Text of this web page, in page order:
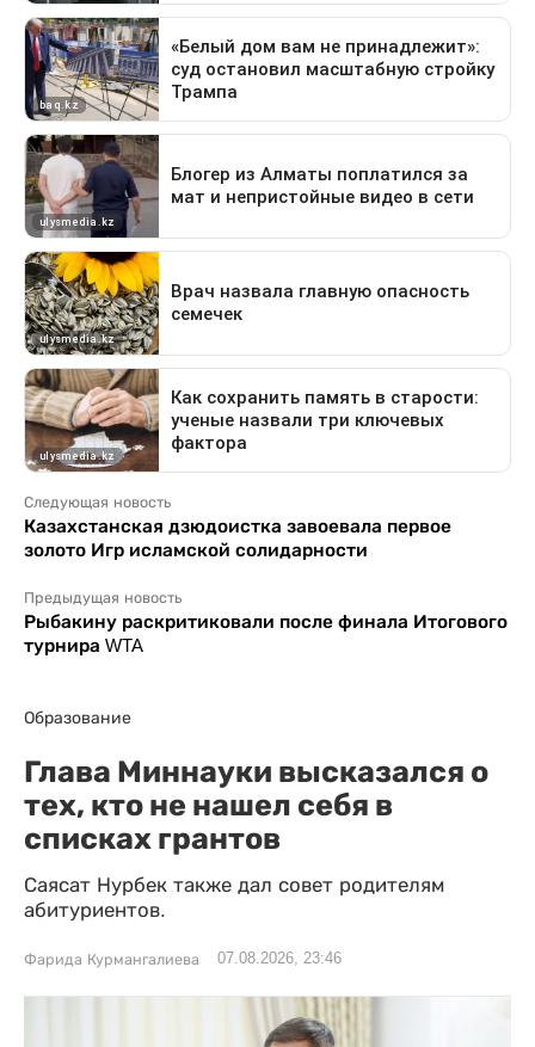
Следующая новость
Казахстанская дзюдоистка завоевала первое
золото Игр исламской солидарности
Предыдущая новость
Рыбакину раскритиковали после финала Итогового
турнира WTA
Образование
Глава Миннауки высказался о
тех, кто не нашел себя в
списках грантов
Саясат Нурбек также дал совет родителям
абитуриентов.
Фарида Курмангалиева 07.08.2026, 23:46